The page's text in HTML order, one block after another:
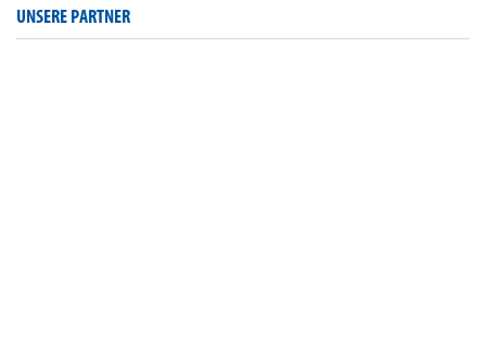
UNSERE PARTNER